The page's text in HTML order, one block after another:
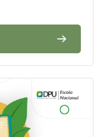
Direito